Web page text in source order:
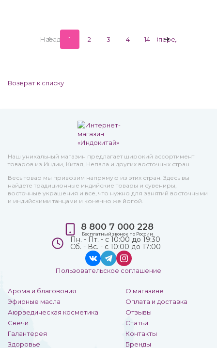
Назад 1 2 3 4 14 Вперед
Возврат к списку
Наш уникальный магазин предлагает широкий ассортимент
товаров из Индии, Китая, Непала и других восточных стран.
Весь товар мы привозим напрямую из этих стран. Здесь вы
найдете традиционные индийские товары и сувениры,
восточные украшения и все, что нужно для занятий восточными
и индийскими танцами и конечно же йогой.
Арома и благовония
Эфирные масла
Аюрведическая косметика
Свечи
Галантерея
Здоровье
О магазине
Оплата и доставка
Отзывы
Статьи
Контакты
Бренды
8 800 7 000 228
Бесплатный звонок по России
Пн. - Пт. - с 10:00 до 19:30
Сб. - Вс. - с 10:00 до 17:00
Пользовательское соглашение